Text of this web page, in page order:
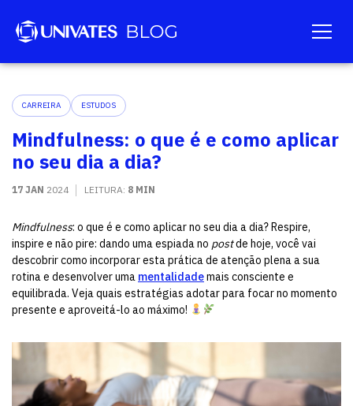
CARREIRA ESTUDOS
Mindfulness: o que é e como aplicar
no seu dia a dia?
17 JAN 2024 LEITURA: 8 MIN
Mindfulness: o que é e como aplicar no seu dia a dia? Respire,
inspire e não pire: dando uma espiada no postde hoje, você vai
descobrir como incorporar esta prática de atenção plena a sua
rotina e desenvolver uma mentalidademais consciente e
equilibrada. Veja quais estratégias adotar para focar no momento
presente e aproveitá-lo ao máximo!